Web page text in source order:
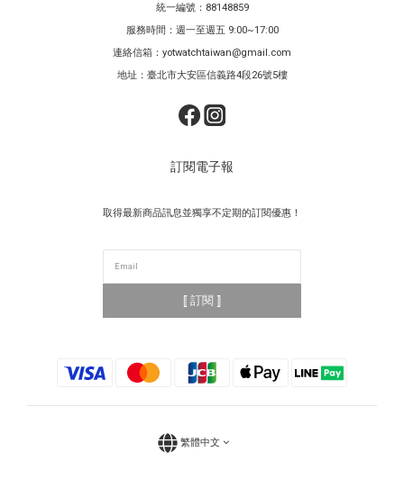
統一編號：88148859
服務時間：週一至週五 9:00~17:00
連絡信箱：yotwatchtaiwan@gmail.com
地址：臺北市大安區信義路4段26號5樓
訂閱電子報
取得最新商品訊息並獨享不定期的訂閱優惠！
⟦ 訂閱 ⟧
繁體中文